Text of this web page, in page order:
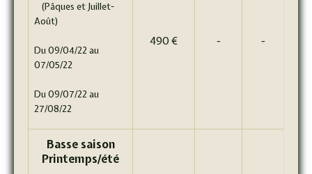
(Pâques et Juillet-
Août)
Du 09/04/22 au
07/05/22
Du 09/07/22 au
27/08/22
490 € - -
Basse saison
Printemps/été